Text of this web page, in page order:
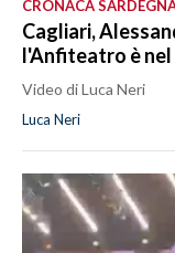
CRONACA
Cagliari,
l'Anfiteatro è nel
Video di Luca Neri
Luca Neri